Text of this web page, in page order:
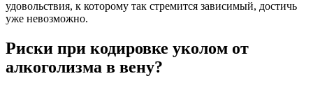
удовольствия, к которому так стремится зависимый, достичь
уже невозможно.
Риски при кодировке уколом от
алкоголизма в вену?